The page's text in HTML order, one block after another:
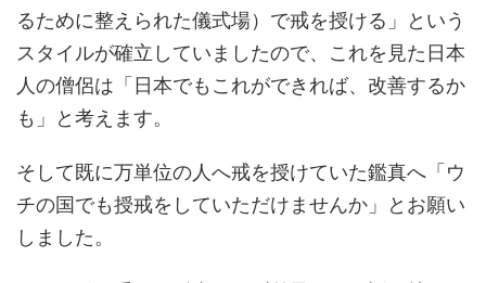
るために整えられた儀式場）で戒を授ける」という
スタイルが確立していましたので、これを見た日本
人の僧侶は「日本でもこれができれば、改善するか
も」と考えます。
そして既に万単位の人へ戒を授けていた鑑真へ「ウ
チの国でも授戒をしていただけませんか」とお願い
しました。